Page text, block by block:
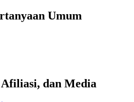
Umum
dan Media